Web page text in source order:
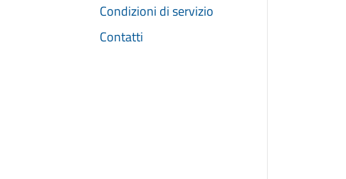
Condizioni di servizio
Contatti